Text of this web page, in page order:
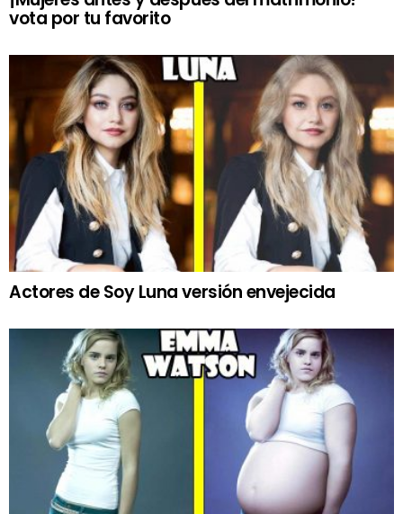
vota por tu favorito
Actores de Soy Luna versión envejecida